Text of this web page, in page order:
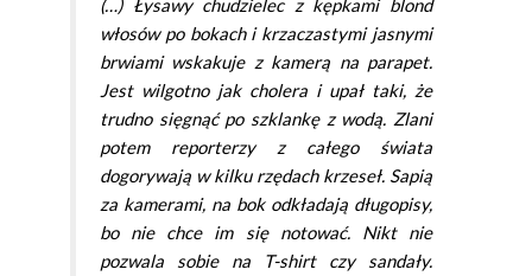
(…) Łysawy chudzielec z kępkami blond
włosów po bokach i krzaczastymi jasnymi
brwiami wskakuje z kamerą na parapet.
Jest wilgotno jak cholera i upał taki, że
trudno sięgnąć po szklankę z wodą. Zlani
potem reporterzy z całego świata
dogorywają w kilku rzędach krzeseł. Sapią
za kamerami, na bok odkładają długopisy,
bo nie chce im się notować. Nikt nie
pozwala sobie na T-shirt czy sandały.